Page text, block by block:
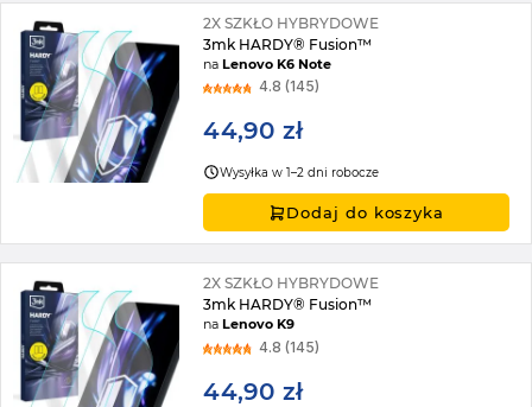
2X SZKŁO HYBRYDOWE
3mk HARDY® Fusion™
naLenovo K6 Note
4.8 (145)
44,90 zł
Wysyłka w 1–2 dni robocze
Dodaj do koszyka
2X SZKŁO HYBRYDOWE
3mk HARDY® Fusion™
naLenovo K9
4.8 (145)
44,90 zł